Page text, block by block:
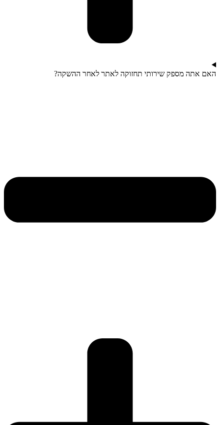
האם אתה מספק שירותי תחזוקה לאתר לאחר ההשקה?